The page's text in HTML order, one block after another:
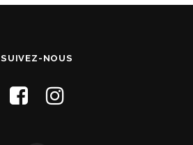
SUIVEZ-NOUS